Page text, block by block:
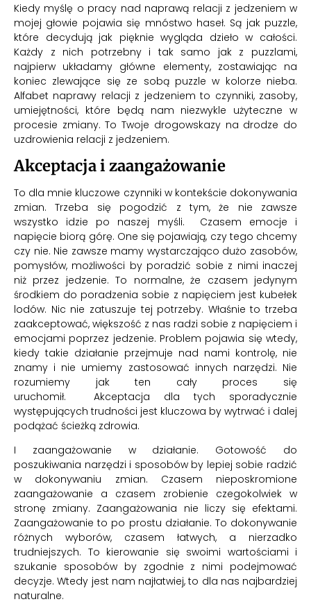
Kiedy myślę o pracy nad naprawą relacji z jedzeniem w
mojej głowie pojawia się mnóstwo haseł. Są jak puzzle,
które decydują jak pięknie wygląda dzieło w całości.
Każdy z nich potrzebny i tak samo jak z puzzlami,
najpierw układamy główne elementy, zostawiając na
koniec zlewające się ze sobą puzzle w kolorze nieba.
Alfabet naprawy relacji z jedzeniem to czynniki, zasoby,
umiejętności, które będą nam niezwykle użyteczne w
procesie zmiany. To Twoje drogowskazy na drodze do
uzdrowienia relacji z jedzeniem.
Akceptacja i zaangażowanie
To dla mnie kluczowe czynniki w kontekście dokonywania
zmian. Trzeba się pogodzić z tym, że nie zawsze
wszystko idzie po naszej myśli. Czasem emocje i
napięcie biorą górę. One się pojawiają, czy tego chcemy
czy nie. Nie zawsze mamy wystarczająco dużo zasobów,
pomysłów, możliwości by poradzić sobie z nimi inaczej
niż przez jedzenie. To normalne, że czasem jedynym
środkiem do poradzenia sobie z napięciem jest kubełek
lodów. Nic nie zatuszuje tej potrzeby. Właśnie to trzeba
zaakceptować, większość z nas radzi sobie z napięciem i
emocjami poprzez jedzenie. Problem pojawia się wtedy,
kiedy takie działanie przejmuje nad nami kontrolę, nie
znamy i nie umiemy zastosować innych narzędzi. Nie
rozumiemy jak ten cały proces się
uruchomił. Akceptacja dla tych sporadycznie
występujących trudności jest kluczowa by wytrwać i dalej
podążać ścieżką zdrowia.
I zaangażowanie w działanie. Gotowość do
poszukiwania narzędzi i sposobów by lepiej sobie radzić
w dokonywaniu zmian. Czasem nieposkromione
zaangażowanie a czasem zrobienie czegokolwiek w
stronę zmiany. Zaangażowania nie liczy się efektami.
Zaangażowanie to po prostu działanie. To dokonywanie
różnych wyborów, czasem łatwych, a nierzadko
trudniejszych. To kierowanie się swoimi wartościami i
szukanie sposobów by zgodnie z nimi podejmować
decyzje. Wtedy jest nam najłatwiej, to dla nas najbardziej
naturalne.